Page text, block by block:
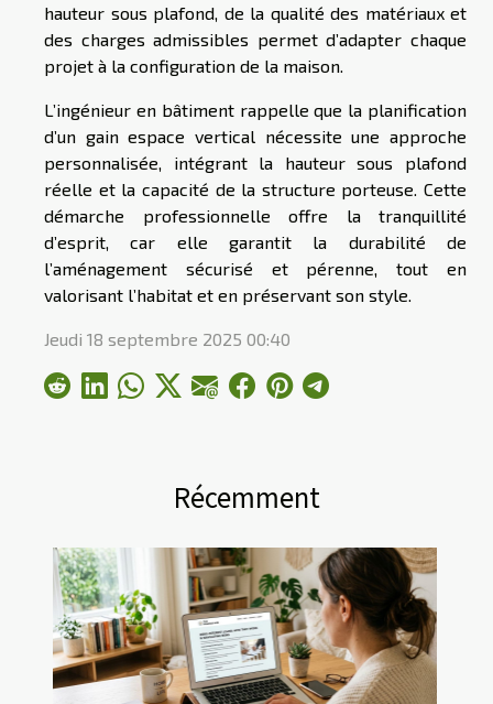
Récemment
hauteur sous plafond, de la qualité des matériaux et
des charges admissibles permet d’adapter chaque
projet à la configuration de la maison.
L’ingénieur en bâtiment rappelle que la planification
d’un gain espace vertical nécessite une approche
personnalisée, intégrant la hauteur sous plafond
réelle et la capacité de la structure porteuse. Cette
démarche professionnelle offre la tranquillité
d’esprit, car elle garantit la durabilité de
l’aménagement sécurisé et pérenne, tout en
valorisant l’habitat et en préservant son style.
Jeudi 18 septembre 2025 00:40